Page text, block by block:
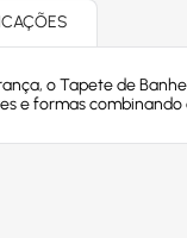
o Tapete de
e formas